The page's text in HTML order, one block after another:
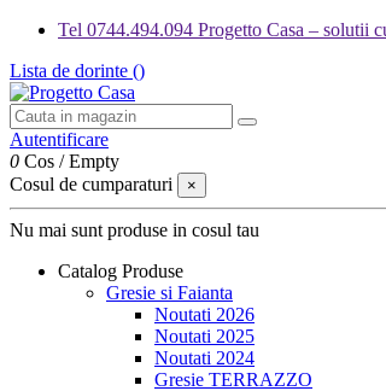
Tel 0744.494.094 Progetto Casa – solutii
Lista de dorinte ()
Autentificare
0 Cos /Empty
Cosul de cumparaturi
×
Nu mai sunt produse in cosul tau
Catalog Produse
Gresie si Faianta
Noutati 2026
Noutati 2025
Noutati 2024
Gresie TERRAZZO